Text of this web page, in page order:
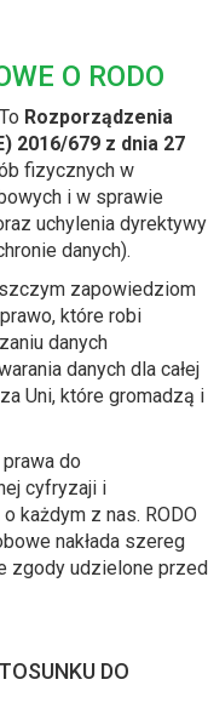
O RODO
Rozporządzenia
2016/679 z dnia 27
fizycznych w
i w sprawie
uchylenia dyrektywy
danych).
zapowiedziom
które robi
danych
danych dla całej
Uni, które gromadzą i
do
cyfryzaji i
każdym z nas. RODO
nakłada szereg
zgody udzielone przed
DO